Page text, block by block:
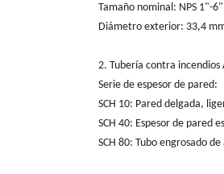
Tamaño nominal: NPS 1"-6"
Diámetro exterior: 33,4
2. Tubería contra incendios
Serie de espesor de pared:
SCH 10: Pared delgada,
SCH 40: Espesor de pared
SCH 80: Tubo engrosado